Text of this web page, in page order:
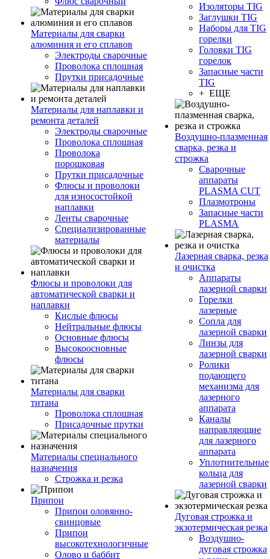
Материалы для сварки
алюминия и его сплавов
Электроды сварочные
Проволока сплошная
Прутки присадочные
Материалы для наплавки и
ремонта деталей
Электроды сварочные
Проволока сплошная
Проволока
порошковая
Прутки присадочные
Флюсы и проволоки
для износостойкой
наплавки
Ленты сварочные
Специализированные
материалы
Флюсы и проволоки для
автоматической сварки и
наплавки
Кислые флюсы
Нейтральные флюсы
Основные флюсы
Высокоосновные
флюсы
Материалы для сварки
титана
Проволока сплошная
Присадочные прутки
Материалы специального
назначения
Строжка и резка
Припои
Припои оловянно-
свинцовые
Припои
высокотехнологичные
Олово и баббит
Изоляторы TIG
Заглушки TIG
Наборы для TIG
горелки
Головки TIG
горелок
Запасные части
TIG
+ ЕЩЕ
Воздушно-плазменная
сварка, резка и
строжка
Сварочные
аппараты
PLASMA CUT
Плазмотроны
Запасные части
PLASMA
Лазерная сварка, резка
и очистка
Аппараты
лазерной сварки
Горелки
лазерные
Сопла для
лазерной сварки
Линзы для
лазерной сварки
Ролики
подающего
механизма для
лазерного
аппарата
Каналы
направляющие
для лазерного
аппарата
Уплотнительные
кольца для
лазерной сварки
Дуговая строжка и
экзотермическая резка
Воздушно-
дуговая строжка